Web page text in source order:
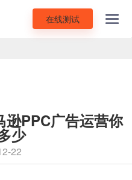
在线测试
PPC广告运营你
少
22